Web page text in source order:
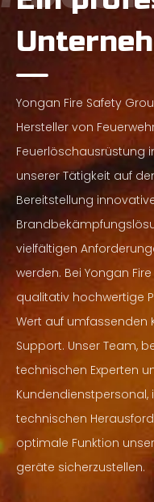
die
Yongan Fire Safety
Hersteller von
Feuerlöschausrüstung
unserer Tätigkeit auf
Bereitstellung
vielfältigen
werden. Bei Yongan
qualitativ hochwertige
Wert auf umfassenden
Support. Unser Team,
technischen Experten
Kundendienstpersonal,
technischen
optimale Funktion
geräte sicherzustellen.